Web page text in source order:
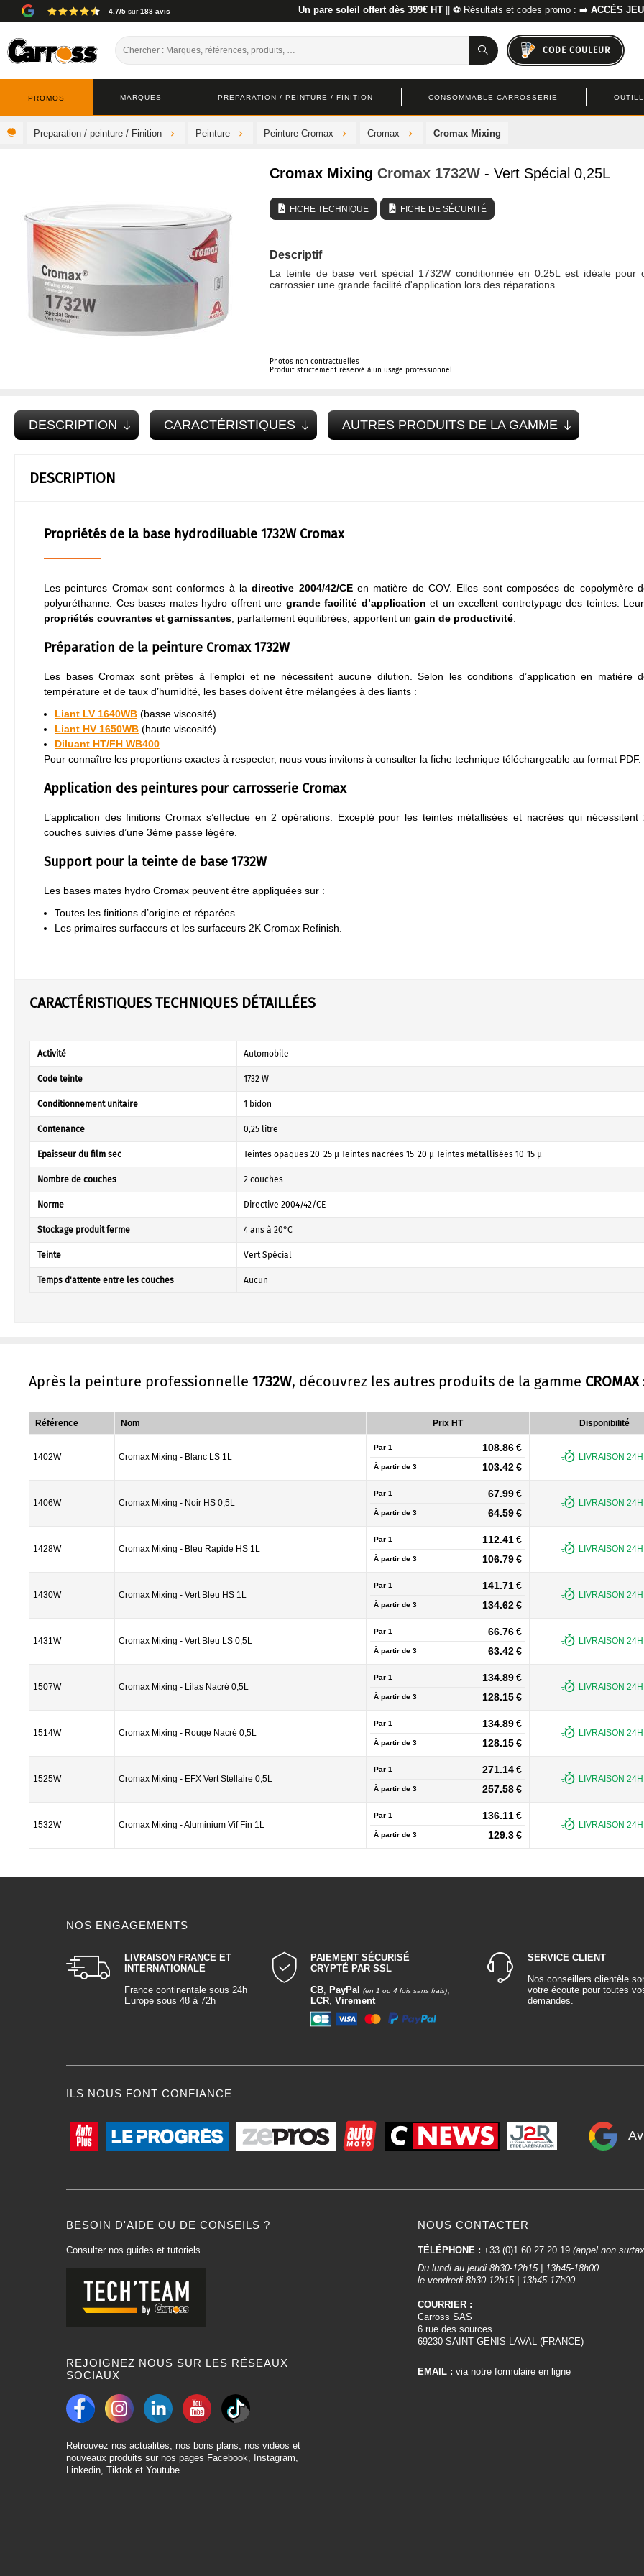
4.7/5 sur188 avis Un pare soleil offert dès 399€ HT|| ⚽ Résultats et codes promo : ➡️ ACCÈS
CODE COULEUR
PREPARATION / PEINTURE / FINITION CONSOMMABLE CARROSSERIE
MARQUES
PROMOS
Preparation / peinture / Finition Peinture Peinture Cromax Cromax Cromax Mixing
Cromax Mixing Cromax 1732W - Vert Spécial 0,25L
FICHE TECHNIQUE FICHE DE SÉCURITÉ
Descriptif
La teinte de base vert spécial 1732W conditionnée en 0.25L est idéale pour
carrossier une grande facilité d'application lors des réparations
Photos non contractuelles
Produit strictement réservé à un usage professionnel
DESCRIPTION CARACTÉRISTIQUES AUTRES PRODUITS DE LA GAMME
DESCRIPTION
Propriétés de la base hydrodiluable 1732W Cromax
Les peintures Cromax sont conformes à ladirective 2004/42/CEen matière de COV. Elles sont composées de copolymère
polyuréthanne. Ces bases mates hydro offrent une grande facilité d’application et un excellent contretypage des teintes.
propriétés couvrantes et garnissantes , parfaitement équilibrées, apportent un gain de productivité
Préparation de la peinture Cromax 1732W
Les bases Cromax sont prêtes à l’emploi et ne nécessitent aucune dilution. Selon les conditions d’application en matière
température et de taux d’humidité, les bases doivent être mélangées à des liants :
Liant LV 1640WB (basse viscosité)
Liant HV 1650WB (haute viscosité)
Diluant HT/FH WB400
Pour connaître les proportions exactes à respecter, nous vous invitons à consulter la fiche technique téléchargeable au format PDF.
Application des peintures pour carrosserie Cromax
L’application des finitions Cromax s’effectue en 2 opérations. Excepté pour les teintes métallisées et nacrées qui nécessitent
couches suivies d’une 3ème passe légère.
Support pour la teinte de base 1732W
Les bases mates hydro Cromax peuvent être appliquées sur :
Toutes les finitions d’origine et réparées.
Les primaires surfaceurs et les surfaceurs 2K Cromax Refinish.
CARACTÉRISTIQUES TECHNIQUES DÉTAILLÉES
Activité Automobile
Code teinte 1732 W
Conditionnement unitaire 1 bidon
Contenance 0,25 litre
Epaisseur du film sec Teintes opaques 20-25 µ Teintes nacrées 15-20 µ Teintes métallisées 10-15 µ
Nombre de couches 2 couches
Norme Directive 2004/42/CE
Stockage produit ferme 4 ans à 20°C
Teinte Vert Spécial
Temps d'attente entre les couches Aucun
Après la peinture professionnelle 1732W, découvrez les autres produits de la gamme CROMAX
Référence Nom Prix HT Disponibilité
1402W Cromax Mixing - Blanc LS 1L
Par 1 108.86 €
À partir de 3 103.42 €
LIVRAISON
1406W Cromax Mixing - Noir HS 0,5L
Par 1 67.99 €
À partir de 3 64.59 €
LIVRAISON
1428W Cromax Mixing - Bleu Rapide HS 1L
Par 1 112.41 €
À partir de 3 106.79 €
LIVRAISON
1430W Cromax Mixing - Vert Bleu HS 1L
Par 1 141.71 €
À partir de 3 134.62 €
LIVRAISON
1431W Cromax Mixing - Vert Bleu LS 0,5L
Par 1 66.76 €
À partir de 3 63.42 €
LIVRAISON
1507W Cromax Mixing - Lilas Nacré 0,5L
Par 1 134.89 €
À partir de 3 128.15 €
LIVRAISON
1514W Cromax Mixing - Rouge Nacré 0,5L
Par 1 134.89 €
À partir de 3 128.15 €
LIVRAISON
1525W Cromax Mixing - EFX Vert Stellaire 0,5L
Par 1 271.14 €
À partir de 3 257.58 €
LIVRAISON
1532W Cromax Mixing - Aluminium Vif Fin 1L
Par 1 136.11 €
À partir de 3 129.3 €
LIVRAISON
NOS ENGAGEMENTS
LIVRAISON FRANCE ET
INTERNATIONALE
France continentale sous 24h
Europe sous 48 à 72h
PAIEMENT SÉCURISÉ
CRYPTÉ PAR SSL
CB, PayPal (en 1 ou 4 fois sans frais),
LCR,Virement
SERVICE CLIENT
Nos conseillers clientèle
votre écoute pour toutes
demandes.
ILS NOUS FONT CONFIANCE
BESOIN D'AIDE OU DE CONSEILS ?
Consulter nos guides et tutoriels
REJOIGNEZ NOUS SUR LES RÉSEAUX
SOCIAUX
Retrouvez nos actualités, nos bons plans, nos vidéos et
nouveaux produits sur nos pages Facebook, Instagram,
Linkedin, Tiktok et Youtube
NOUS CONTACTER
TÉLÉPHONE : +33 (0)1 60 27 20 19 (appel non
Du lundi au jeudi 8h30-12h15 | 13h45-18h00
le vendredi 8h30-12h15 | 13h45-17h00
COURRIER :
Carross SAS
6 rue des sources
69230 SAINT GENIS LAVAL (FRANCE)
EMAIL : via notre formulaire en ligne